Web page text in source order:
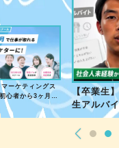
受講で大学
場企業からWeb
魚住りえ
への出演